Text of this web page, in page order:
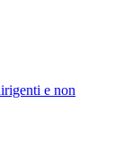
e non